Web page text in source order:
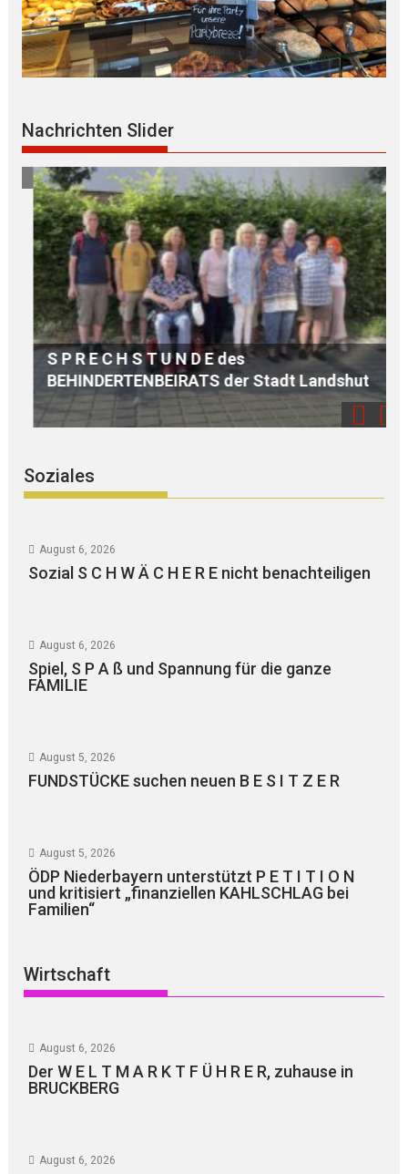
Nachrichten Slider
S P R E C H S T U N D E des
BEHINDERTENBEIRATS der Stadt Landshut
Soziales
August 6, 2026
Sozial S C H W Ä C H E R E nicht benachteiligen
August 6, 2026
Spiel, S P A ß und Spannung für die ganze
FAMILIE
August 5, 2026
FUNDSTÜCKE suchen neuen B E S I T Z E R
August 5, 2026
ÖDP Niederbayern unterstützt P E T I T I O N
und kritisiert „finanziellen KAHLSCHLAG bei
Familien“
Wirtschaft
August 6, 2026
Der W E L T M A R K T F Ü H R E R, zuhause in
BRUCKBERG
August 6, 2026